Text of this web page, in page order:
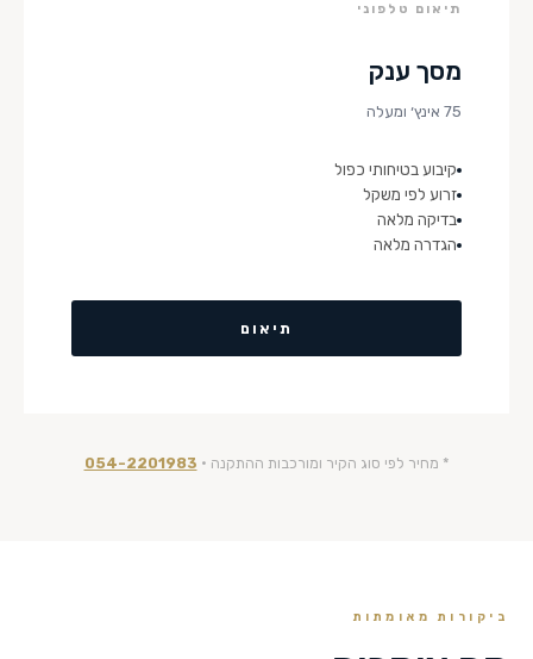
תיאום טלפוני
מסך ענק
75 אינץ׳ ומעלה
קיבוע בטיחותי כפול
זרוע לפי משקל
בדיקה מלאה
הגדרה מלאה
תיאום
* מחיר לפי סוג הקיר ומורכבות ההתקנה · 054-2201983
ביקורות מאומתות